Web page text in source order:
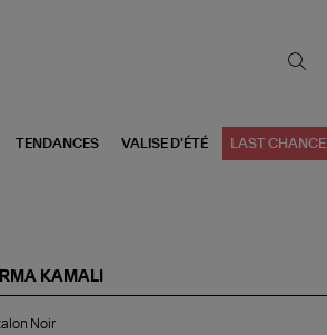
TENDANCES VALISE D'ÉTÉ LAST CHANCE
KAMALI
Noir